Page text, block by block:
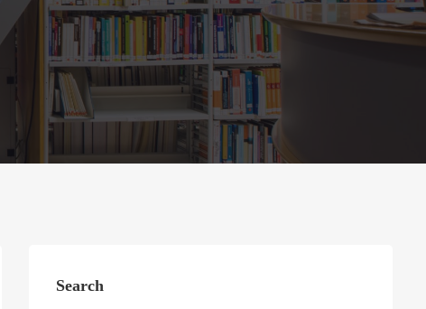
Search